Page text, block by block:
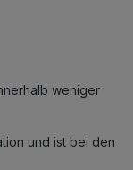
weniger
und ist bei den